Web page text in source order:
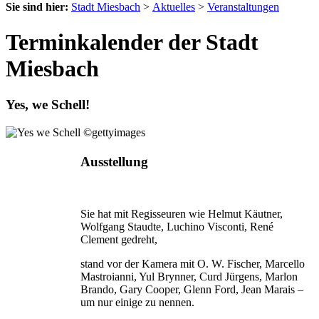
Sie sind hier: Stadt Miesbach > Aktuelles > Veranstaltungen
Terminkalender der Stadt
Miesbach
Yes, we Schell!
Ausstellung
Sie hat mit Regisseuren wie Helmut Käutner,
Wolfgang Staudte, Luchino Visconti, René
Clement gedreht,
stand vor der Kamera mit O. W. Fischer, Marcello
Mastroianni, Yul Brynner, Curd Jürgens, Marlon
Brando, Gary Cooper, Glenn Ford, Jean Marais –
um nur einige zu nennen.